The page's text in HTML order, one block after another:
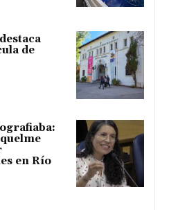
de
en Río